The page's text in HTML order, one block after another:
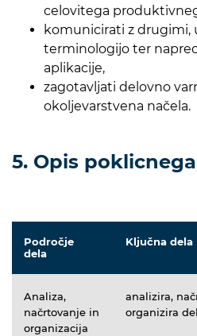
celovitega
komunicirati z drugimi,
terminologijo ter
aplikacije,
zagotavljati delovno
okoljevarstvena načela.
5. Opis
Področje
dela
Ključna dela
Analiza,
načrtovanje in
organizacija
analizira,
organizira